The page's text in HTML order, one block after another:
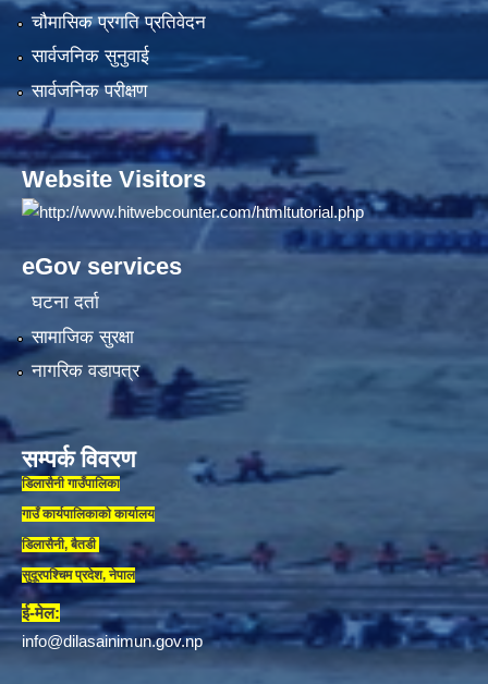
चौमासिक प्रगति प्रतिवेदन
सार्वजनिक सुनुवाई
सार्वजनिक परीक्षण
Website Visitors
eGov services
घटना दर्ता
सामाजिक सुरक्षा
नागरिक वडापत्र
सम्पर्क विवरण
डिलासैनी गाउँपालिका
गाउँ कार्यपालिकाकाे कार्यालय
डिलासैनी, बैतडी
सुदूरपश्चिम प्रदेश, नेपाल
ई-मेल:
info@dilasainimun.gov.np